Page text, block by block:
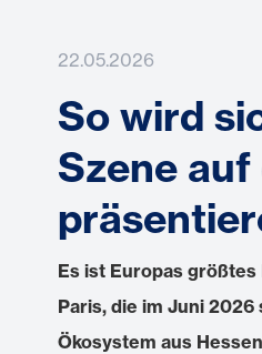
22.05.2026
So wird
Szene
Es ist Europas
Paris, die im Juni
Ökosystem aus